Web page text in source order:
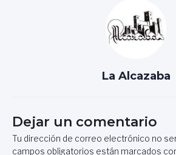
La Alcazaba
Dejar un comentario
Tu dirección de correo electrónico no
campos obligatorios están marcados